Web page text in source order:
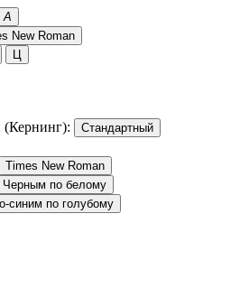
A
New Roman
Ц
(Кернинг):
Стандартный
Times New Roman
Черным по белому
синим по голубому